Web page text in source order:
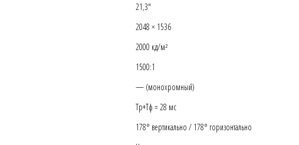
21,3″
2048 × 1536
2000 кд/м²
1500:1
— (монохромный)
Тр+Тф = 28 мс
178° вертикально / 178° горизонтально